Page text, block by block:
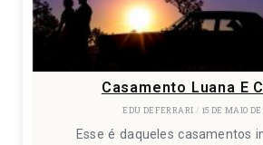
Casamento Luana E
EDU DEFERRARI 15 DE MAIO
Esse é daqueles casamentos